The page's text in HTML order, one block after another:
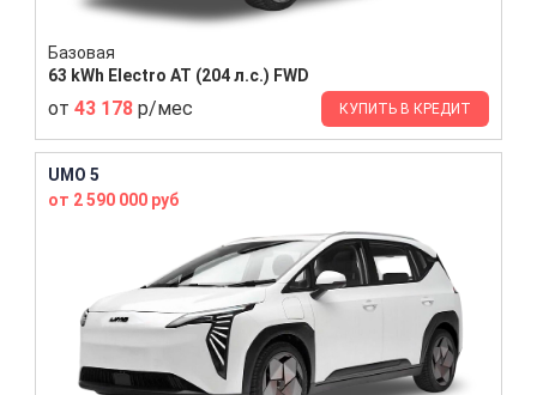
Базовая
63 kWh Electro AT (204 л.с.) FWD
от 43 178 р/мес КУПИТЬ В КРЕДИТ
UMO 5
от 2 590 000 руб